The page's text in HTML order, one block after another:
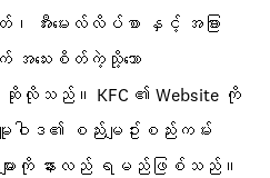
းမေးလ်လိပ်စာ နှင့် အခြား
အသေးစိတ်ကဲ့သို့သော
သည်။ KFC ၏ Website ကို
ါဒ၏ စည်းမျဥ်းစည်းကမ်း
းကို နားလည် ရမည်ဖြစ်သည်။